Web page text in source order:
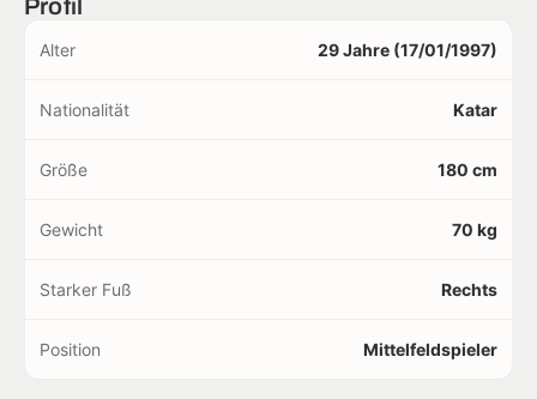
Profil
Alter 29 Jahre (17/01/1997)
Nationalität Katar
Größe 180 cm
Gewicht 70 kg
Starker Fuß Rechts
Position Mittelfeldspieler